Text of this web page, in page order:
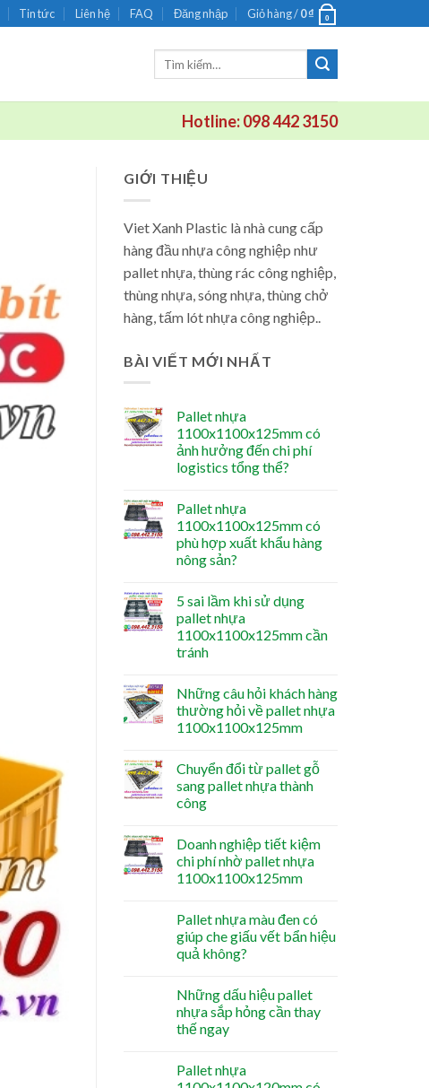
Tin tức Liên hệ FAQ Đăng nhập Giỏ hàng /0₫ 0
Hotline: 098 442 3150
GIỚI THIỆU
Viet Xanh Plastic là nhà cung cấp
hàng đầu nhựa công nghiệp như
pallet nhựa, thùng rác công nghiệp,
thùng nhựa, sóng nhựa, thùng chở
hàng, tấm lót nhựa công nghiệp..
BÀI VIẾT MỚI NHẤT
Pallet nhựa
1100x1100x125mm có
ảnh hưởng đến chi phí
logistics tổng thể?
Pallet nhựa
1100x1100x125mm có
phù hợp xuất khẩu hàng
nông sản?
5 sai lầm khi sử dụng
pallet nhựa
1100x1100x125mm cần
tránh
Những câu hỏi khách hàng
thường hỏi về pallet nhựa
1100x1100x125mm
Chuyển đổi từ pallet gỗ
sang pallet nhựa thành
công
Doanh nghiệp tiết kiệm
chi phí nhờ pallet nhựa
1100x1100x125mm
Pallet nhựa màu đen có
giúp che giấu vết bẩn hiệu
quả không?
Những dấu hiệu pallet
nhựa sắp hỏng cần thay
thế ngay
Pallet nhựa